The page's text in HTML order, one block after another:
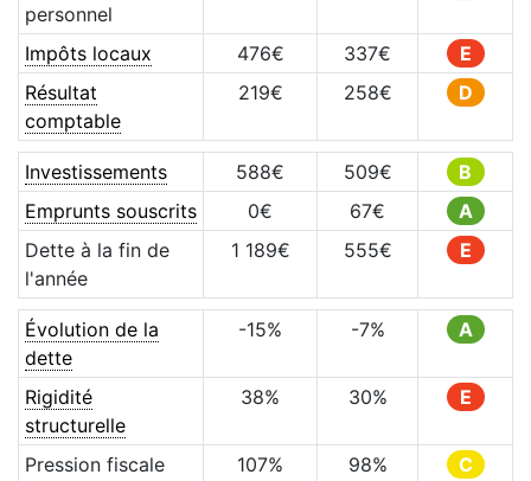
personnel
Impôts locaux 476€ 337€
E
Résultat
comptable
219€ 258€ D
Investissements 588€ 509€
B
Emprunts souscrits
0€ 67€
A
Dette à la fin de
l'année
1 189€ 555€ E
Évolution de la
dette
-15% -7% A
Rigidité
structurelle
38% 30% E
Pression fiscale 107% 98% C